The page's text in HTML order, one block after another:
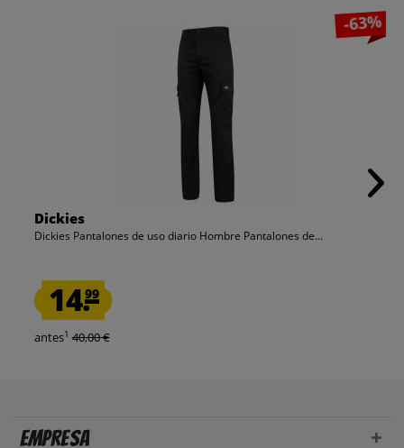
-63%
Dickies
Dickies Pantalones de uso diario Hombre Pantalones de...
14.99
antes1 40,00 €
Empresa